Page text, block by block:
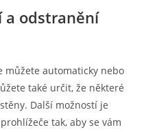
a odstranění
můžete automaticky nebo
také určit, že některé
Další možností je
tak, aby se vám